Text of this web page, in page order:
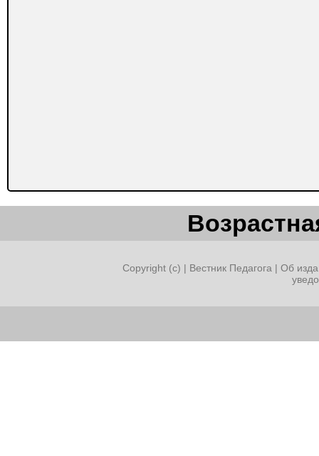
Copyright (c) | Вестник Педагога | Об